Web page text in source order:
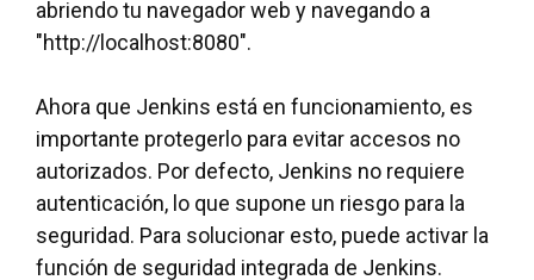
abriendo tu navegador web y navegando a
"http://localhost:8080".
Ahora que Jenkins está en funcionamiento, es
importante protegerlo para evitar accesos no
autorizados. Por defecto, Jenkins no requiere
autenticación, lo que supone un riesgo para la
seguridad. Para solucionar esto, puede activar la
función de seguridad integrada de Jenkins.